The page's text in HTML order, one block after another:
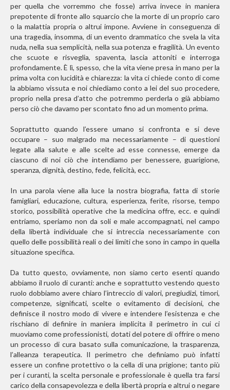
per quella che vorremmo che fosse) arriva invece in maniera
prepotente di fronte allo squarcio che la morte di un proprio caro
o la malattia propria o altrui impone. Avviene in conseguenza di
una tragedia, insomma, di un evento drammatico che svela la vita
nuda, nella sua semplicità, nella sua potenza e fragilità. Un evento
che scuote e risveglia, spaventa, lascia attoniti e interroga
profondamente. È lì, spesso, che la vita viene presa in mano per la
prima volta con lucidità e chiarezza: la vita ci chiede conto di come
la abbiamo vissuta e noi chiediamo conto a lei del suo procedere,
proprio nella presa d’atto che potremmo perderla o già abbiamo
perso ciò che davamo per scontato fino ad un momento prima.
Soprattutto quando l’essere umano si confronta e si deve
occupare – suo malgrado ma necessariamente – di questioni
legate alla salute e alle scelte ad esse connesse, emerge da
ciascuno di noi ciò che intendiamo per benessere, guarigione,
speranza, dignità, destino, fede, felicità, ecc.
In una parola viene alla luce la nostra biografia, fatta di storie
famigliari, educazione, cultura, esperienza, ferite, risorse, tempo
storico, possibilità operative che la medicina offre, ecc. e quindi
entriamo, speriamo non da soli e male accompagnati, nel campo
della libertà individuale che si intreccia necessariamente con
quello delle possibilità reali o dei limiti che sono in campo in quella
situazione specifica.
Da tutto questo, ovviamente, non siamo certo esenti quando
abbiamo il ruolo di curanti: anche e soprattutto vestendo questo
ruolo dobbiamo avere chiaro l’intreccio di valori, pregiudizi, timori,
competenze, significati, scelte o evitamento di decisioni, che
definisce il nostro modo di vivere e intendere l’esistenza e che
rischiano di definire in maniera implicita il perimetro in cui ci
muoviamo come professionisti, dotati del potere di offrire o meno
un processo di cura basato sulla comunicazione, la trasparenza,
l’alleanza terapeutica. Il perimetro che definiamo può infatti
essere un confine protettivo o la cella di una prigione; tanto più
per i curanti, la scelta personale e professionale è quella tra farsi
carico della consapevolezza e della libertà propria e altrui o negare